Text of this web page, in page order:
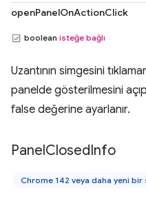
openPanelOnActionClick
boolean isteğe bağlı
Uzantının simgesini
panelde gösterilmesini
false değerine ayarlanır.
PanelClosedInfo
Chrome 142 veya daha yeni bir